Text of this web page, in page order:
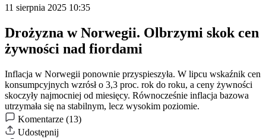
11 sierpnia 2025 10:35
Drożyzna w Norwegii. Olbrzymi skok cen
żywności nad fiordami
Inflacja w Norwegii ponownie przyspieszyła. W lipcu wskaźnik cen
konsumpcyjnych wzrósł o 3,3 proc. rok do roku, a ceny żywności
skoczyły najmocniej od miesięcy. Równocześnie inflacja bazowa
utrzymała się na stabilnym, lecz wysokim poziomie.
Komentarze (13)
Udostępnij